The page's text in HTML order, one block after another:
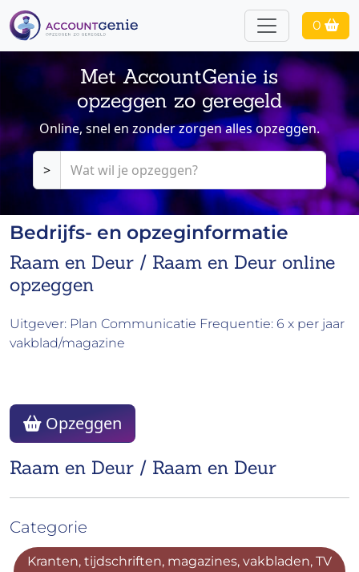
0
Met AccountGenie is
opzeggen zo geregeld
Online, snel en zonder zorgen alles opzeggen.
>
Bedrijfs- en opzeginformatie
Raam en Deur / Raam en Deur online
opzeggen
Uitgever: Plan Communicatie Frequentie: 6 x per jaar
vakblad/magazine
Raam en Deur / Raam en Deur
Opzeggen
Categorie
Kranten, tijdschriften, magazines, vakbladen, TV